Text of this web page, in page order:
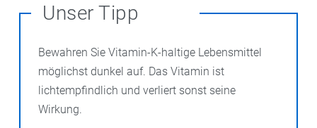
Unser Tipp
Bewahren Sie Vitamin-K-haltige Lebensmittel
möglichst dunkel auf. Das Vitamin ist
lichtempfindlich und verliert sonst seine
Wirkung.